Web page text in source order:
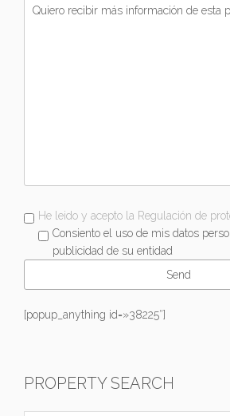
He leido y acepto la Regulación de
Consiento el uso de mis datos
publicidad de su entidad
[popup_anything id=»38225″]
PROPERTY SEARCH